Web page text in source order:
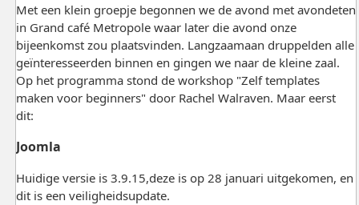
Met een klein groepje begonnen we de avond met avondeten
in Grand café Metropole waar later die avond onze
bijeenkomst zou plaatsvinden. Langzaamaan druppelden alle
geïnteresseerden binnen en gingen we naar de kleine zaal.
Op het programma stond de workshop "Zelf templates
maken voor beginners" door Rachel Walraven. Maar eerst
dit:
Joomla
Huidige versie is 3.9.15,deze is op 28 januari uitgekomen, en
dit is een veiligheidsupdate.